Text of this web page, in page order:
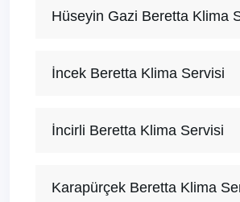
Hüseyin Gazi Beretta Klima
İncek Beretta Klima Servisi
İncirli Beretta Klima Servisi
Karapürçek Beretta Klima